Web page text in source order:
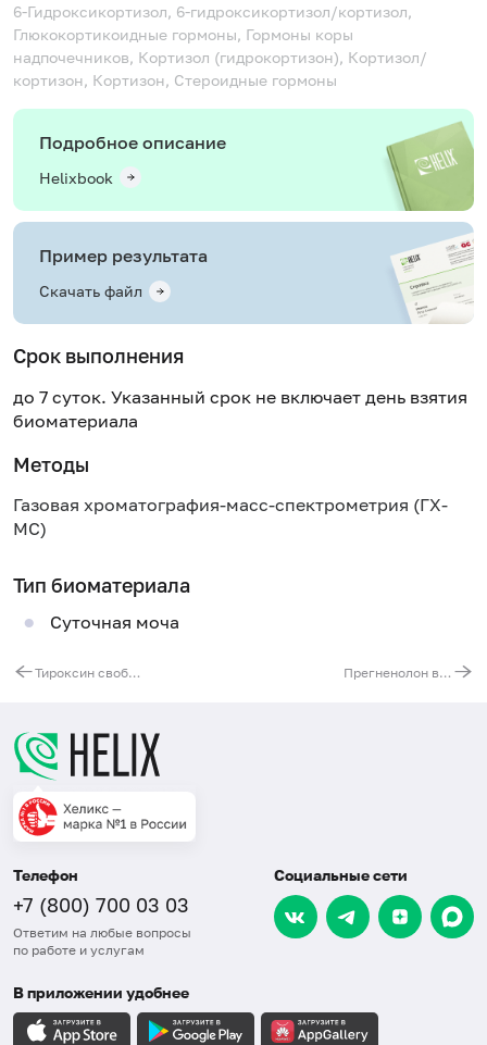
6-Гидроксикортизол, 6-гидроксикортизол/кортизол,
Глюкокортикоидные гормоны, Гормоны коры
надпочечников, Кортизол (гидрокортизон), Кортизол/
кортизон, Кортизон, Стероидные гормоны
Подробное описание
Helixbook
Пример результата
Скачать файл
Срок выполнения
до 7 суток. Указанный срок не включает день взятия
биоматериала
Методы
Газовая хроматография-масс-спектрометрия (ГХ-
МС)
Тип биоматериала
Суточная моча
Тироксин свободный (Т4 свободный), ВЭЖХ Прегненолон в слюне, ВЭЖХ
Телефон
+7 (800) 700 03 03
Ответим на любые вопросы
по работе и услугам
Социальные сети
В приложении удобнее